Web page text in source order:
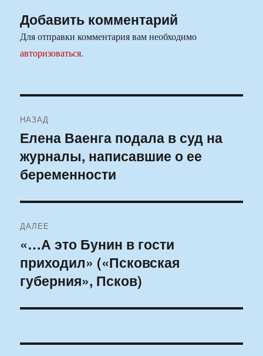
Добавить комментарий
Для отправки комментария вам необходимо
авторизоваться.
по
записям
НАЗАД
Предыдущая
запись:
Елена Ваенга подала в суд на
журналы, написавшие о ее
беременности
ДАЛЕЕ
Следующая
запись:
«…А это Бунин в гости
приходил» («Псковская
губерния», Псков)